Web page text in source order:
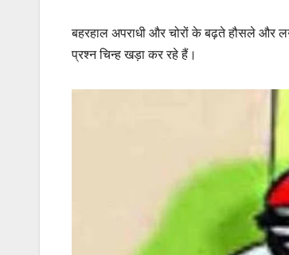
बहरहाल अपराधी और चोरों के बढ़ते हौसले और
प्रश्न चिन्ह खड़ा कर रहे हैं।